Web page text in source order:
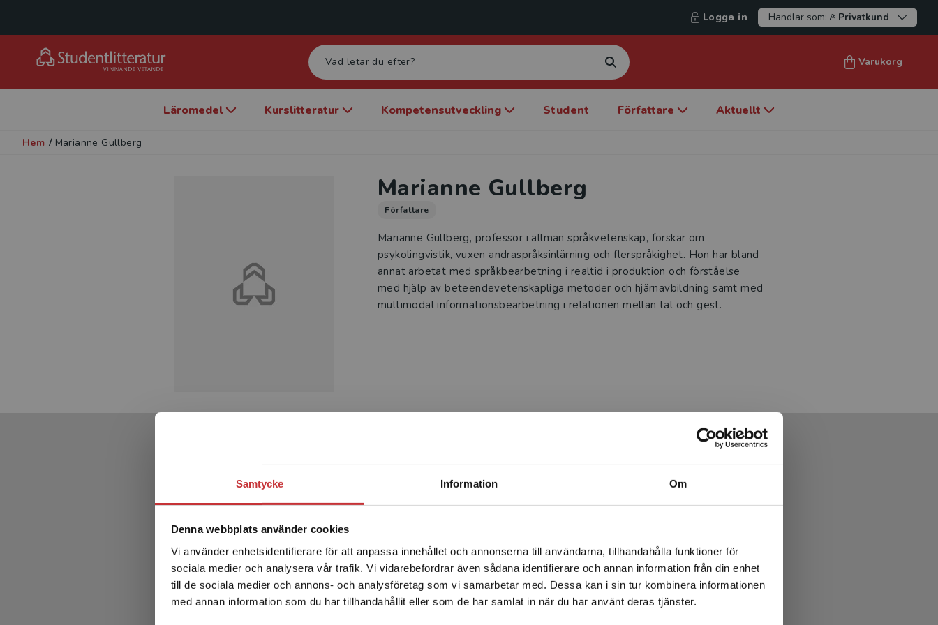
Samtycke Information Om
Denna webbplats använder cookies
Vi använder enhetsidentifierare för att anpassa innehållet och annonserna till användarna, tillhandahålla funktioner för
sociala medier och analysera vår trafik. Vi vidarebefordrar även sådana identifierare och annan information från din enhet
till de sociala medier och annons- och analysföretag som vi samarbetar med. Dessa kan i sin tur kombinera informationen
med annan information som du har tillhandahållit eller som de har samlat in när du har använt deras tjänster.
Begränsad fraktregion
Det verkar som att du besöker studentlitteratur.se via en
enhet utanför Sverige. Vi erbjuder inte leveranser utanför
Sverige. För att kunna slutföra ett köp måste
leveransadressen vara i Sverige.Läs mer
Logga in Handlar som: Privatkund
Varukorg
Läromedel Kurslitteratur Kompetensutveckling Student Författare Aktuellt
Hem / Marianne Gullberg
Marianne Gullberg
Författare
Marianne Gullberg, professor i allmän språkvetenskap, forskar om
psykolingvistik, vuxen andraspråksinlärning och flerspråkighet. Hon har bland
annat arbetat med språkbearbetning i realtid i produktion och förståelse
med hjälp av beteendevetenskapliga metoder och hjärnavbildning samt med
multimodal informationsbearbetning i relationen mellan tal och gest.
Produkter